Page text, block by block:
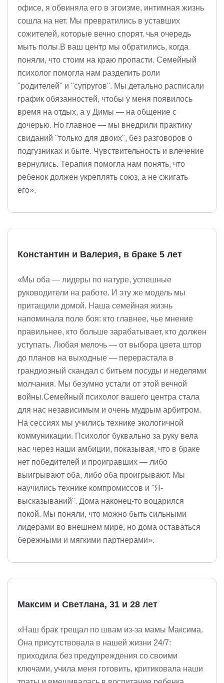
офисе, я обвиняла его в эгоизме, интимная жизнь
сошла на нет. Мы превратились в уставших
сожителей, которые вечно спорят, чья очередь
мыть полы.В ваш центр мы обратились, когда
поняли, что стоим на краю пропасти. Семейный
психолог помогла нам разделить роли
"родителей" и "супругов". Мы детально расписали
график обязанностей, чтобы у меня появилось
время на отдых, а у Димы — на общение с
дочерью. Но главное — мы внедрили практику
свиданий "только для двоих", без разговоров о
подгузниках и быте. Чувствительность и влечение
вернулись. Терапия помогла нам понять, что
ребенок должен укреплять союз, а не сжигать
его».
Константин и Валерия, в браке 5 лет
«Мы оба — лидеры по натуре, успешные
руководители на работе. И эту же модель мы
притащили домой. Наша семейная жизнь
напоминала поле боя: кто главнее, чье мнение
правильнее, кто больше зарабатывает, кто должен
уступать. Любая мелочь — от выбора цвета штор
до планов на выходные — перерастала в
грандиозный скандал с битьем посуды и неделями
молчания. Мы безумно устали от этой вечной
войны.Семейный психолог вашего центра стала
для нас независимым и очень мудрым арбитром.
На сессиях мы учились технике экологичной
коммуникации. Психолог буквально за руку вела
нас через наши амбиции, показывая, что в браке
нет победителей и проигравших — либо
выигрывают оба, либо оба проигрывают. Мы
научились технике компромиссов и "Я-
высказываний". Дома наконец-то воцарился
покой. Мы поняли, что можно быть сильными
лидерами во внешнем мире, но дома оставаться
бережными и мягкими партнерами».
Максим и Светлана, 31 и 28 лет
«Наш брак трещал по швам из-за мамы Максима.
Она присутствовала в нашей жизни 24/7:
приходила без предупреждения со своими
ключами, учила меня готовить, критиковала наши